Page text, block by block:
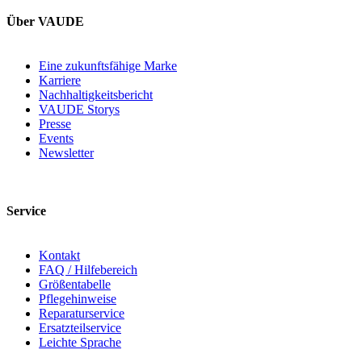
Über VAUDE
Eine zukunftsfähige Marke
Karriere
Nachhaltigkeitsbericht
VAUDE Storys
Presse
Events
Newsletter
Service
Kontakt
FAQ / Hilfebereich
Größentabelle
Pflegehinweise
Reparaturservice
Ersatzteilservice
Leichte Sprache